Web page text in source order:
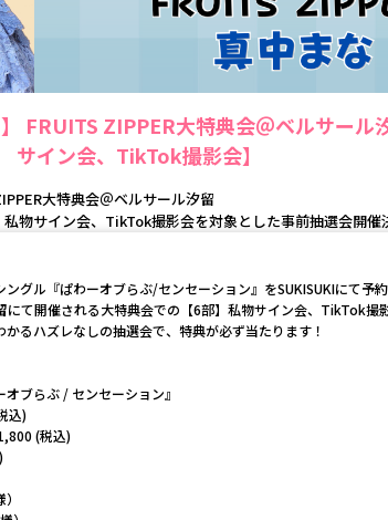
FRUITS ZIPPER大特典会＠ベルサール
サイン会、TikTok撮影会】
大特典会＠ベルサール汐留
物サイン会、TikTok撮影会を対象とした事前抽選会開催
グル『ぱわーオブらぶ/センセーション』をSUKISUKIにて予
て開催される大特典会での【6部】私物サイン会、TikTok撮
るハズレなしの抽選会で、特典が必ず当たります！
ブらぶ / センセーション』
込)
(税込)